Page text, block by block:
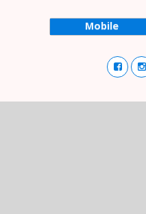
Mobile